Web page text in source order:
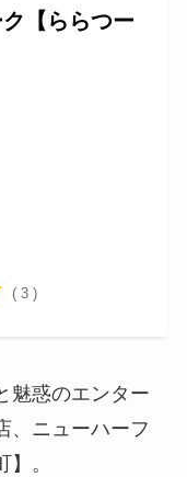
【ららつー
( 3 )
魅惑のエンター
、ニューハーフ
。